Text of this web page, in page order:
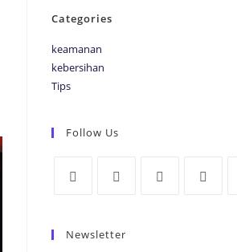
Categories
keamanan
kebersihan
Tips
Follow Us
Newsletter